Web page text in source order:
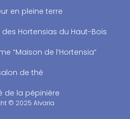
en pleine terre
Hortensias du Haut-Bois
“Maison de l’Hortensia”
de thé
de la pépinière
© 2025 Alvaria